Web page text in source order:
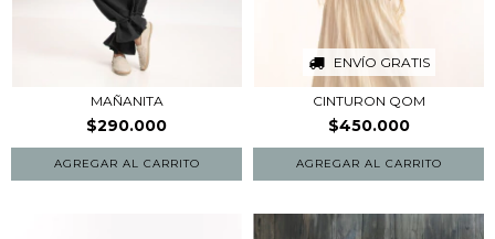
MAÑANITA
$290.000
AGREGAR AL CARRITO
ENVÍO GRATIS
CINTURON QOM
$450.000